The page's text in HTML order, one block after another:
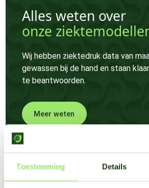
Toestemming Details
Alles weten over
onze
Wij hebben ziektedruk data van
gewassen bij de hand en staan
te beantwoorden.
Meer weten